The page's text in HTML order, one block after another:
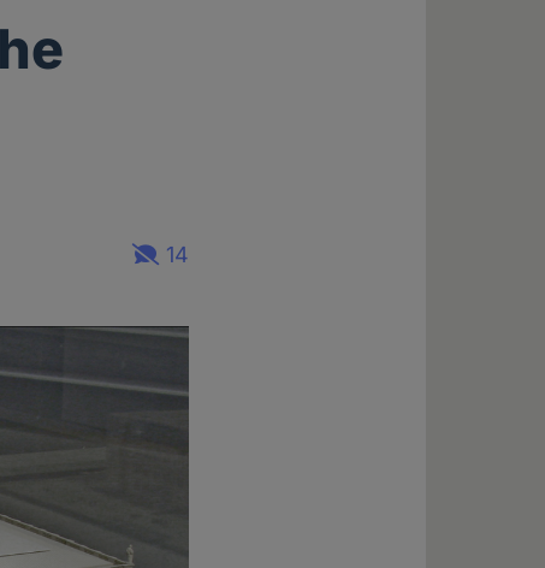
14